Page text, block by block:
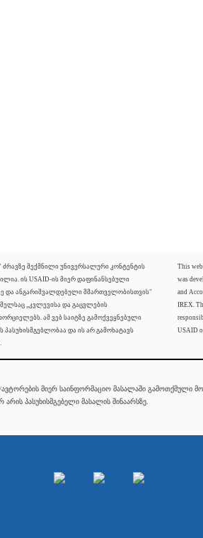
შექმნილი უნივერსალური კონტენტის
ის USAID-ის მიერ დაფინანსებული
და ანგარიშვალდებული მმართველობისთვის"
„კვლევისა და გაცვლების
ამ ვებ საიტზე გამოქვეყნებული
და ის არ გამოხატავს
This
was
and
IREX.
USAID
მიერ საინფორმაციო მასალაში გამოთქმული
პასუხისმგებელი მასალის შინაარსზე.